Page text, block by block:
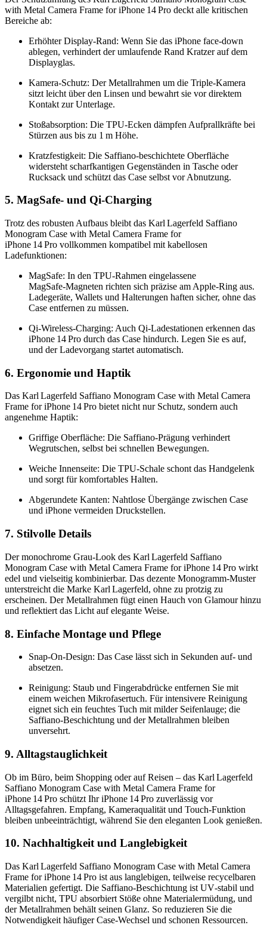
with Metal Camera Frame for iPhone 14 Pro deckt alle kritischen
Bereiche ab:
Erhöhter Display‑Rand: Wenn Sie das iPhone face‑down
ablegen, verhindert der umlaufende Rand Kratzer auf dem
Displayglas.
Kamera‑Schutz: Der Metallrahmen um die Triple‑Kamera
sitzt leicht über den Linsen und bewahrt sie vor direktem
Kontakt zur Unterlage.
Stoßabsorption: Die TPU‑Ecken dämpfen Aufprallkräfte bei
Stürzen aus bis zu 1 m Höhe.
Kratzfestigkeit: Die Saffiano‑beschichtete Oberfläche
widersteht scharfkantigen Gegenständen in Tasche oder
Rucksack und schützt das Case selbst vor Abnutzung.
5. MagSafe‑ und Qi‑Charging
Trotz des robusten Aufbaus bleibt das Karl Lagerfeld Saffiano
Monogram Case with Metal Camera Frame for
iPhone 14 Pro vollkommen kompatibel mit kabellosen
Ladefunktionen:
MagSafe: In den TPU‑Rahmen eingelassene
MagSafe‑Magneten richten sich präzise am Apple‑Ring aus.
Ladegeräte, Wallets und Halterungen haften sicher, ohne das
Case entfernen zu müssen.
Qi‑Wireless‑Charging: Auch Qi‑Ladestationen erkennen das
iPhone 14 Pro durch das Case hindurch. Legen Sie es auf,
und der Ladevorgang startet automatisch.
6. Ergonomie und Haptik
Das Karl Lagerfeld Saffiano Monogram Case with Metal Camera
Frame for iPhone 14 Pro bietet nicht nur Schutz, sondern auch
angenehme Haptik:
Griffige Oberfläche: Die Saffiano‑Prägung verhindert
Wegrutschen, selbst bei schnellen Bewegungen.
Weiche Innenseite: Die TPU‑Schale schont das Handgelenk
und sorgt für komfortables Halten.
Abgerundete Kanten: Nahtlose Übergänge zwischen Case
und iPhone vermeiden Druckstellen.
7. Stilvolle Details
Der monochrome Grau‑Look des Karl Lagerfeld Saffiano
Monogram Case with Metal Camera Frame for iPhone 14 Pro wirkt
edel und vielseitig kombinierbar. Das dezente Monogramm‑Muster
unterstreicht die Marke Karl Lagerfeld, ohne zu protzig zu
erscheinen. Der Metallrahmen fügt einen Hauch von Glamour hinzu
und reflektiert das Licht auf elegante Weise.
8. Einfache Montage und Pflege
Snap‑On‑Design: Das Case lässt sich in Sekunden auf- und
absetzen.
Reinigung: Staub und Fingerabdrücke entfernen Sie mit
einem weichen Mikrofasertuch. Für intensivere Reinigung
eignet sich ein feuchtes Tuch mit milder Seifenlauge; die
Saffiano‑Beschichtung und der Metallrahmen bleiben
unversehrt.
9. Alltagstauglichkeit
Ob im Büro, beim Shopping oder auf Reisen – das Karl Lagerfeld
Saffiano Monogram Case with Metal Camera Frame for
iPhone 14 Pro schützt Ihr iPhone 14 Pro zuverlässig vor
Alltagsgefahren. Empfang, Kameraqualität und Touch‑Funktion
bleiben unbeeinträchtigt, während Sie den eleganten Look genießen.
10. Nachhaltigkeit und Langlebigkeit
Das Karl Lagerfeld Saffiano Monogram Case with Metal Camera
Frame for iPhone 14 Pro ist aus langlebigen, teilweise recycelbaren
Materialien gefertigt. Die Saffiano‑Beschichtung ist UV‑stabil und
vergilbt nicht, TPU absorbiert Stöße ohne Materialermüdung, und
der Metallrahmen behält seinen Glanz. So reduzieren Sie die
Notwendigkeit häufiger Case‑Wechsel und schonen Ressourcen.